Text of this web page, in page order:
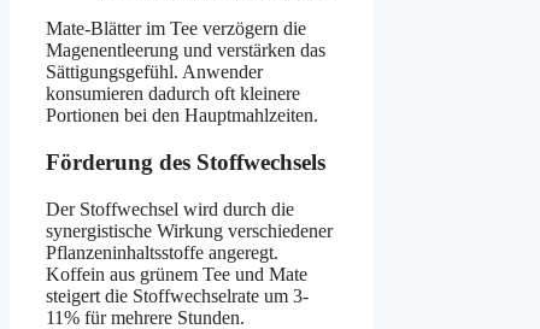
Mate-Blätter im Tee verzögern die
Magenentleerung und verstärken das
Sättigungsgefühl. Anwender
konsumieren dadurch oft kleinere
Portionen bei den Hauptmahlzeiten.
Förderung des Stoffwechsels
Der Stoffwechsel wird durch die
synergistische Wirkung verschiedener
Pflanzeninhaltsstoffe angeregt.
Koffein aus grünem Tee und Mate
steigert die Stoffwechselrate um 3-
11% für mehrere Stunden.